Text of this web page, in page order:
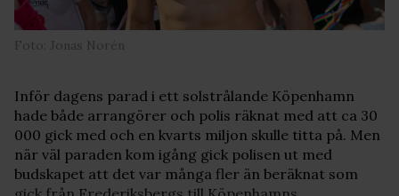
Foto: Jonas Norén
Inför dagens parad i ett solstrålande Köpenhamn
hade både arrangörer och polis räknat med att ca 30
000 gick med och en kvarts miljon skulle titta på. Men
när väl paraden kom igång gick polisen ut med
budskapet att det var många fler än beräknat som